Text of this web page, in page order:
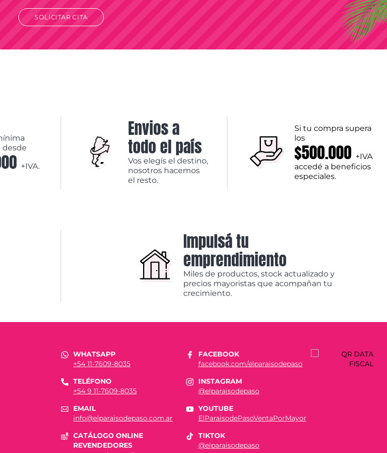
SOLICITAR CITA
desde
+IVA.
Envios a
todo el país
Vos elegís el destino,
nosotros hacemos
el resto.
Si tu compra supera
los
$500.000 +IVA
accedé a beneficios
especiales.
Impulsá tu
emprendimiento
Miles de productos, stock actualizado y
precios mayoristas que acompañan tu
crecimiento.
WHATSAPP
+54 11-7609-8035
TELÉFONO
+54 9 11-7609-8035
EMAIL
info@elparaisodepaso.com.ar
CATÁLOGO ONLINE
REVENDEDORES
FACEBOOK
facebook.com/elparaisodepaso
INSTAGRAM
@elparaisodepaso
YOUTUBE
ElParaisodePasoVentaPorMayor
TIKTOK
@elparaisodepaso